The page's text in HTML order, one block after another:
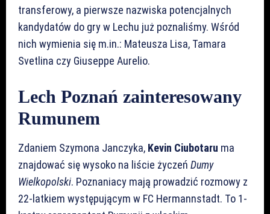
transferowy, a pierwsze nazwiska potencjalnych
kandydatów do gry w Lechu już poznaliśmy. Wśród
nich wymienia się m.in.: Mateusza Lisa, Tamara
Svetlina czy Giuseppe Aurelio.
Lech Poznań zainteresowany
Rumunem
Zdaniem Szymona Janczyka, Kevin Ciubotaru ma
znajdować się wysoko na liście życzeń Dumy
Wielkopolski. Poznaniacy mają prowadzić rozmowy z
22-latkiem występującym w FC Hermannstadt. To 1-